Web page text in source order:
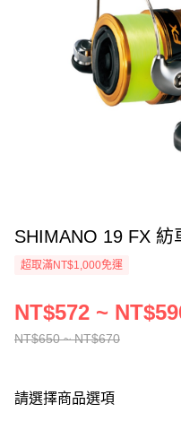
SHIMANO
超取滿NT$1,000免運
NT$650 ~ NT$670
NT$572 ~
請選擇商品選項